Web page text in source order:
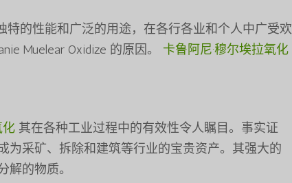
特的性能和广泛的用途，在各行各业和个人中广受欢
Muelear Oxidize 的原因。 卡鲁阿尼·穆尔埃拉氧化
化 其在各种工业过程中的有效性令人瞩目。事实证
为采矿、拆除和建筑等行业的宝贵资产。其强大的
的物质。